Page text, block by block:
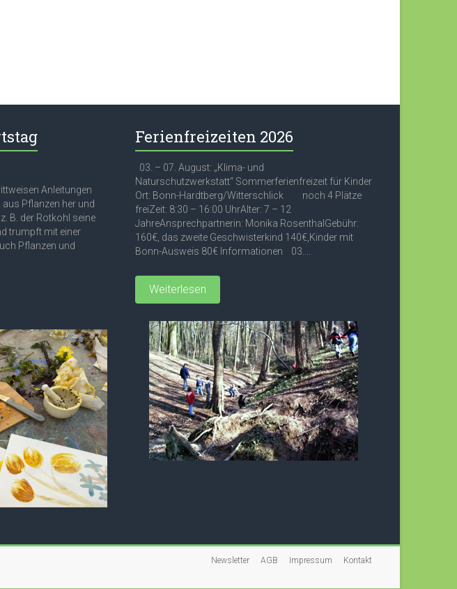
Anleitungen
Pflanzen her und
B. der Rotkohl seine
trumpft mit einer
Pflanzen und
Ferienfreizeiten 2026
03. – 07. August: „Klima- und
Naturschutzwerkstatt“ Sommerferienfreizeit für Kinder
Ort: Bonn-Hardtberg/Witterschlick noch 4 Plätze
freiZeit: 8:30 – 16:00 UhrAlter: 7 – 12
JahreAnsprechpartnerin: Monika RosenthalGebühr:
160€, das zweite Geschwisterkind 140€,Kinder mit
Bonn-Ausweis 80€ Informationen 03....
Weiterlesen
Newsletter AGB Impressum Kontakt